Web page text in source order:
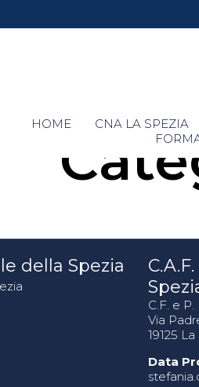
HOME CNA LA SPEZIA
della Spezia
C.F. e P.
Via
19125
Data